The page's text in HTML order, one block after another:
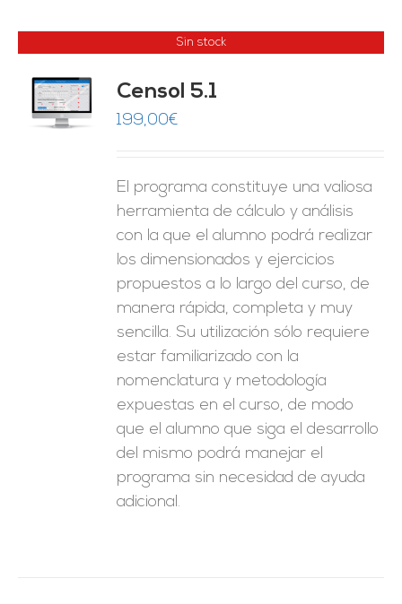
Sin stock
Censol 5.1
199,00€
El programa constituye una valiosa
herramienta de cálculo y análisis
con la que el alumno podrá realizar
los dimensionados y ejercicios
propuestos a lo largo del curso, de
manera rápida, completa y muy
sencilla. Su utilización sólo requiere
estar familiarizado con la
nomenclatura y metodología
expuestas en el curso, de modo
que el alumno que siga el desarrollo
del mismo podrá manejar el
programa sin necesidad de ayuda
adicional.